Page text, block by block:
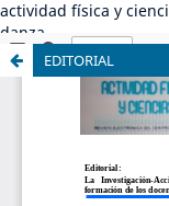
actividad física y
danza
EDITORIAL